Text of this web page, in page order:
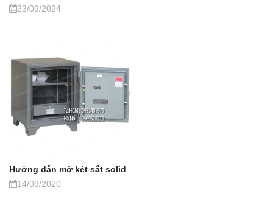
23/09/2024
Hướng dẫn mở két sắt solid
14/09/2020